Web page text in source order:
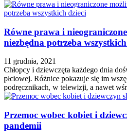
Równe prawa i
niezbędna potrzeba
11 grudnia, 2021
Chłopcy i dziewczęta każdego dnia
płciowej. Różnice pokazuje się im
podręcznikach, w telewizji, a nawet
Przemoc wobec kobiet i
pandemii